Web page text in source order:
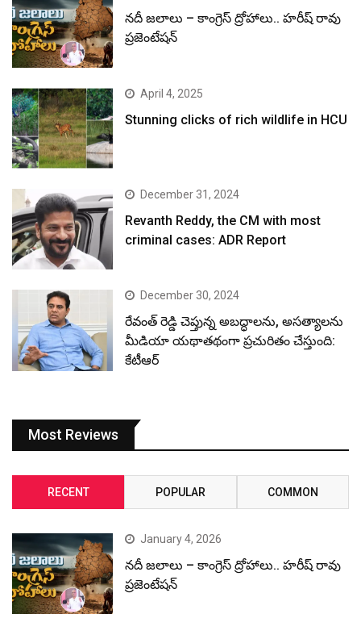
నదీ జలాలు – కాంగ్రెస్ ద్రోహాలు.. హరీష్ రావు
ప్రజెంటేషన్
April 4, 2025
Stunning clicks of rich wildlife in HCU
December 31, 2024
Revanth Reddy, the CM with most
criminal cases: ADR Report
December 30, 2024
రేవంత్ రెడ్డి చెప్తున్న అబద్ధాలను, అసత్యాలను
మీడియా యథాతథంగా ప్రచురితం చేస్తుంది:
కేటీఆర్
Most Reviews
RECENT POPULAR COMMON
January 4, 2026
నదీ జలాలు – కాంగ్రెస్ ద్రోహాలు.. హరీష్ రావు
ప్రజెంటేషన్